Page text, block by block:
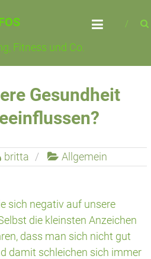
Fitness und Co.
Gesundheit
britta Allgemein
sich negativ auf unsere
die kleinsten Anzeichen
dass man sich nicht gut
damit schleichen sich immer